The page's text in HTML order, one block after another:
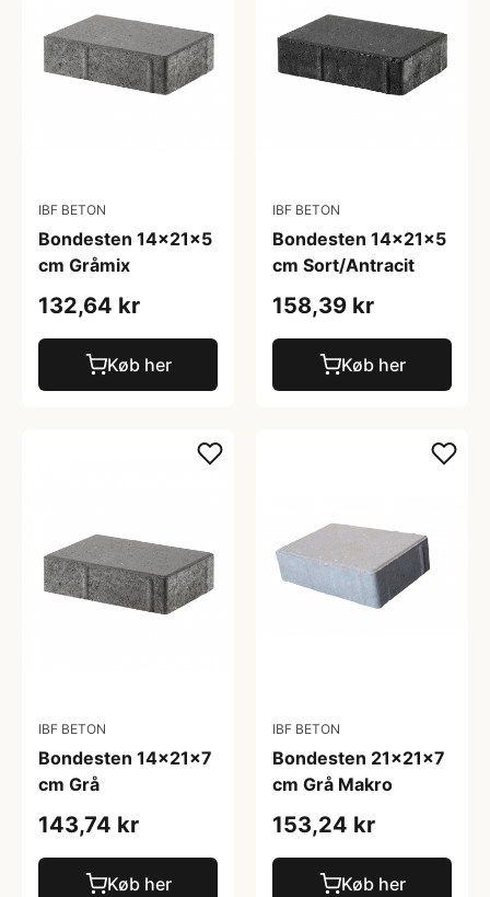
IBF BETON
Bondesten 14x21x5
cm Gråmix
132,64 kr
Køb her
IBF BETON
Bondesten 14x21x5
cm Sort/Antracit
158,39 kr
Køb her
IBF BETON
Bondesten 14x21x7
cm Grå
143,74 kr
Køb her
IBF BETON
Bondesten 21x21x7
cm Grå Makro
153,24 kr
Køb her